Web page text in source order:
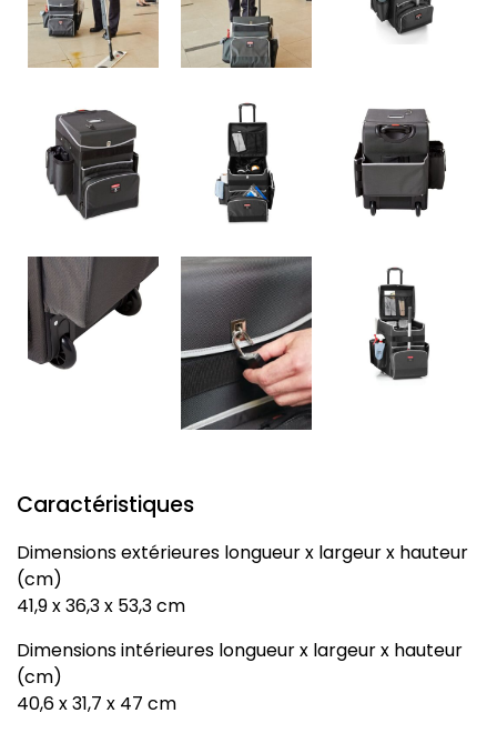
Caractéristiques
Dimensions extérieures longueur x largeur x hauteur
(cm)
41,9 x 36,3 x 53,3 cm
Dimensions intérieures longueur x largeur x hauteur
(cm)
40,6 x 31,7 x 47 cm